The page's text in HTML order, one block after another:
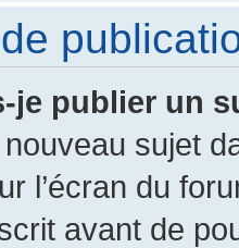
je publier un
sujet
l’écran du
avant de